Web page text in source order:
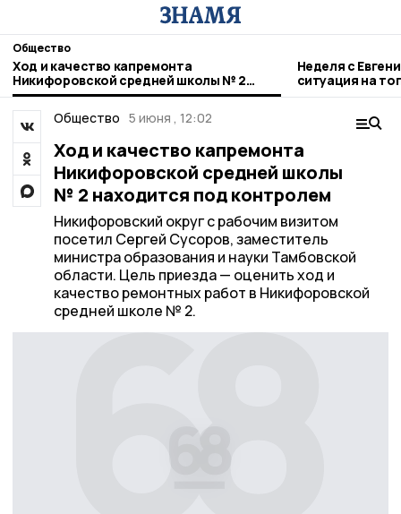
Общество
Ход и качество капремонта
Никифоровской средней школы № 2
находится под контролем
Неделя с
ситуация на
городе и
Общество 5 июня , 12:02
Ход и качество капремонта
Никифоровской средней школы
№ 2 находится под контролем
Никифоровский округ с рабочим визитом
посетил Сергей Сусоров, заместитель
министра образования и науки Тамбовской
области. Цель приезда — оценить ход и
качество ремонтных работ в Никифоровской
средней школе № 2.